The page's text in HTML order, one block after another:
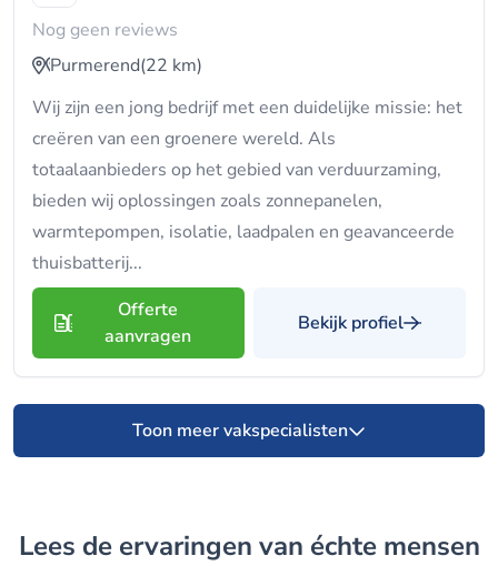
Nog geen reviews
Purmerend(22 km)
Wij zijn een jong bedrijf met een duidelijke missie: het
creëren van een groenere wereld. Als
totaalaanbieders op het gebied van verduurzaming,
bieden wij oplossingen zoals zonnepanelen,
warmtepompen, isolatie, laadpalen en geavanceerde
thuisbatterij...
Offerte
aanvragen
Bekijk profiel
Toon meer vakspecialisten
Lees de ervaringen van échte mensen